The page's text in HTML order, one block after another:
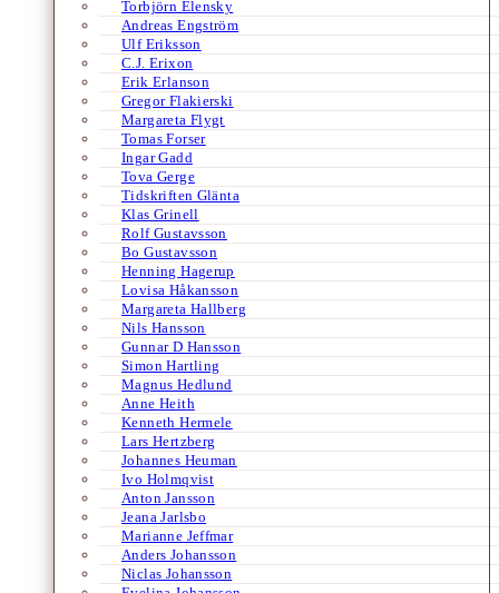
Torbjörn Elensky
Andreas Engström
Ulf Eriksson
C.J. Erixon
Erik Erlanson
Gregor Flakierski
Margareta Flygt
Tomas Forser
Ingar Gadd
Tova Gerge
Tidskriften Glänta
Klas Grinell
Rolf Gustavsson
Bo Gustavsson
Henning Hagerup
Lovisa Håkansson
Margareta Hallberg
Nils Hansson
Gunnar D Hansson
Simon Hartling
Magnus Hedlund
Anne Heith
Kenneth Hermele
Lars Hertzberg
Johannes Heuman
Ivo Holmqvist
Anton Jansson
Jeana Jarlsbo
Marianne Jeffmar
Anders Johansson
Niclas Johansson